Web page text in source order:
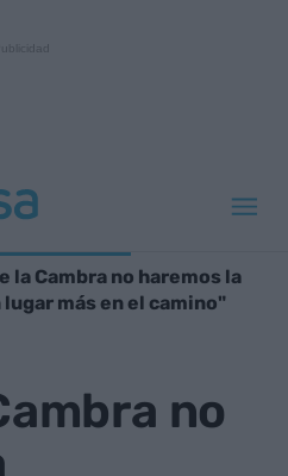
la Cambra no haremos la
más en el camino"
no